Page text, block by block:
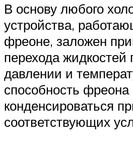
В основу любого
устройства,
фреоне, заложен
перехода жидкостей
давлении и
способность фреона
конденсироваться
соответствующих